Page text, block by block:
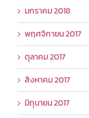
มกราคม 2018
พฤศจิกายน 2017
ตุลาคม 2017
สิงหาคม 2017
มิถุนายน 2017